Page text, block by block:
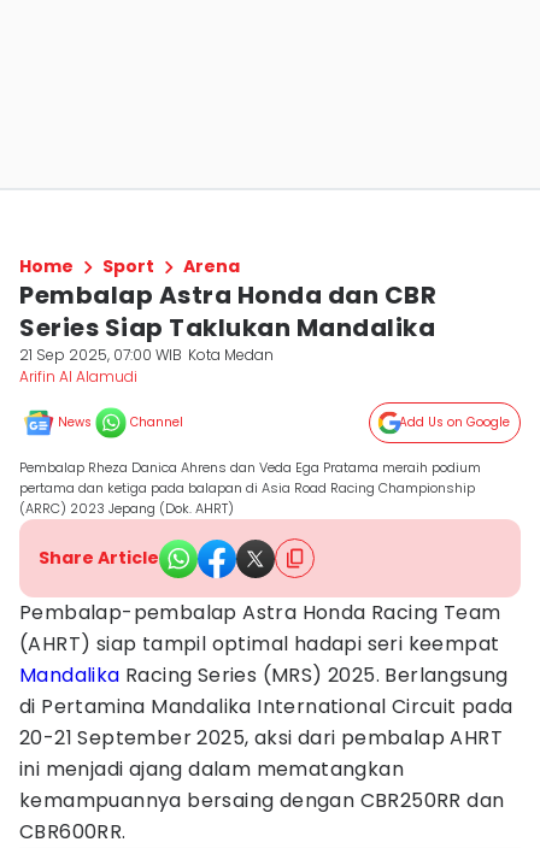
Home Sport Arena
Pembalap Astra Honda dan CBR
Series Siap Taklukan Mandalika
21 Sep 2025, 07:00 WIB Kota Medan
Arifin Al Alamudi
News Channel Add Us on Google
Pembalap Rheza Danica Ahrens dan Veda Ega Pratama meraih podium
pertama dan ketiga pada balapan di Asia Road Racing Championship
(ARRC) 2023 Jepang (Dok. AHRT)
Share Article
Pembalap-pembalap Astra Honda Racing Team
(AHRT) siap tampil optimal hadapi seri keempat
Mandalika Racing Series (MRS) 2025. Berlangsung
di Pertamina Mandalika International Circuit pada
20-21 September 2025, aksi dari pembalap AHRT
ini menjadi ajang dalam mematangkan
kemampuannya bersaing dengan CBR250RR dan
CBR600RR.